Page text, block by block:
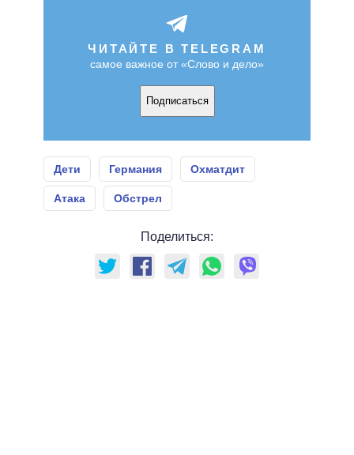
ЧИТАЙТЕ В TELEGRAM
самое важное от «Слово и дело»
Подписаться
Дети Германия Охматдит
Атака Обстрел
Поделиться: